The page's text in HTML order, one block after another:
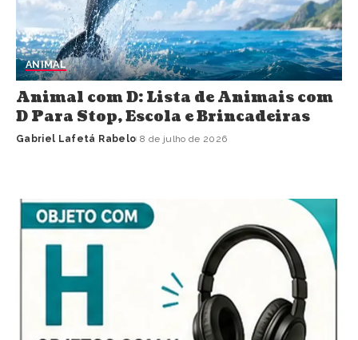
ANIMAL
Animal com D: Lista de Animais com
D Para Stop, Escola e Brincadeiras
Gabriel Lafetá Rabelo 8 de julho de 2026